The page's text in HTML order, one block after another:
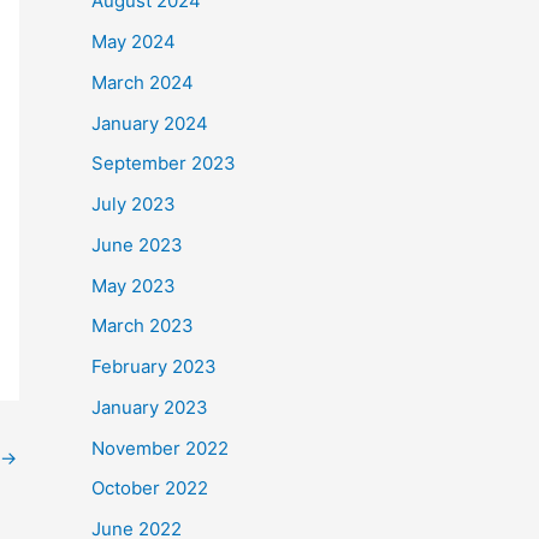
→
May 2024
March 2024
January 2024
September 2023
July 2023
June 2023
May 2023
March 2023
February 2023
January 2023
November 2022
October 2022
June 2022